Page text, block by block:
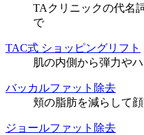
TAクリニックの代名
で
TAC式 ショッピングリフト
肌の内側から弾力や
バッカルファット除去
頬の脂肪を減らして
ジョールファット除去